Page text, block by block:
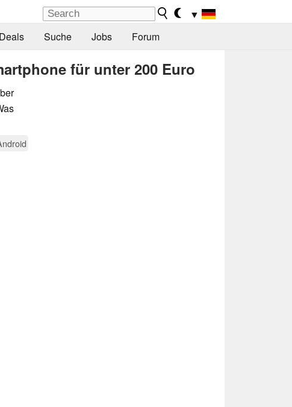
▼
Deals Suche Jobs Forum
für unter 200 Euro